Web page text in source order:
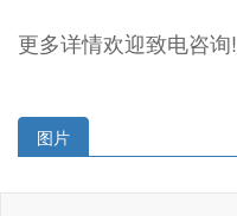
更多详情欢迎致电咨询!
图片